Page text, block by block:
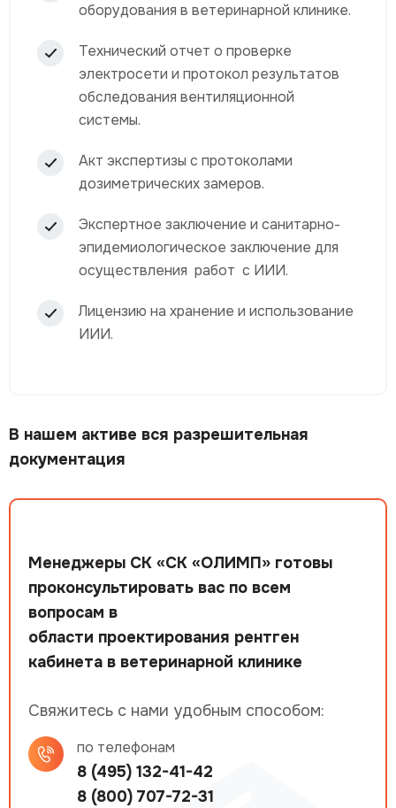
оборудования в ветеринарной клинике.
Технический отчет о проверке
электросети и протокол результатов
обследования вентиляционной
системы.
Акт экспертизы с протоколами
дозиметрических замеров.
Экспертное заключение и санитарно-
эпидемиологическое заключение для
осуществления работ с ИИИ.
Лицензию на хранение и использование
ИИИ.
В нашем активе вся разрешительная
документация
Менеджеры СК «СК «ОЛИМП» готовы
проконсультировать вас по всем
вопросам в
области проектирования рентген
кабинета в ветеринарной клинике
Свяжитесь с нами удобным способом:
по телефонам
8 (495) 132-41-42
8 (800) 707-72-31